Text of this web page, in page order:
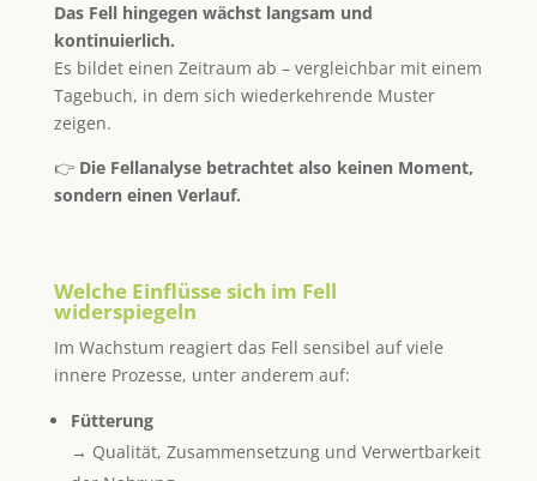
Das Fell hingegen wächst langsam und
kontinuierlich.
Es bildet einen Zeitraum ab – vergleichbar mit einem
Tagebuch, in dem sich wiederkehrende Muster
zeigen.
👉 Die Fellanalyse betrachtet also keinen Moment,
sondern einen Verlauf.
Welche Einflüsse sich im Fell
widerspiegeln
Im Wachstum reagiert das Fell sensibel auf viele
innere Prozesse, unter anderem auf:
Fütterung
→ Qualität, Zusammensetzung und Verwertbarkeit